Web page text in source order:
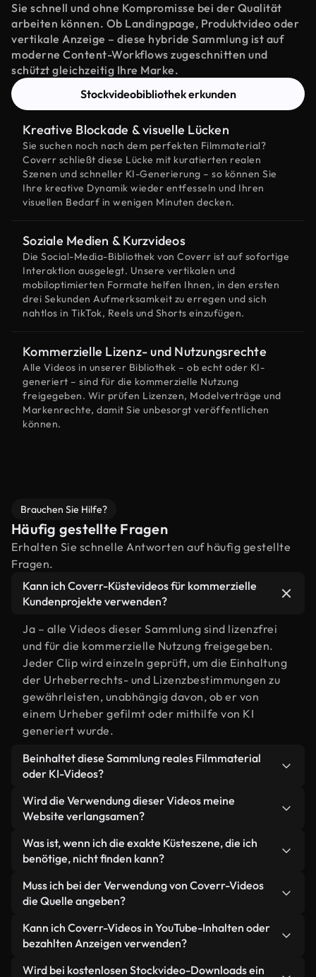
Sie schnell und ohne Kompromisse bei der Qualität
arbeiten können. Ob Landingpage, Produktvideo oder
vertikale Anzeige – diese hybride Sammlung ist auf
moderne Content-Workflows zugeschnitten und
schützt gleichzeitig Ihre Marke.
Stockvideobibliothek erkunden
Kreative Blockade & visuelle Lücken
Sie suchen noch nach dem perfekten Filmmaterial?
Coverr schließt diese Lücke mit kuratierten realen
Szenen und schneller KI-Generierung – so können Sie
Ihre kreative Dynamik wieder entfesseln und Ihren
visuellen Bedarf in wenigen Minuten decken.
Soziale Medien & Kurzvideos
Die Social-Media-Bibliothek von Coverr ist auf sofortige
Interaktion ausgelegt. Unsere vertikalen und
mobiloptimierten Formate helfen Ihnen, in den ersten
drei Sekunden Aufmerksamkeit zu erregen und sich
nahtlos in TikTok, Reels und Shorts einzufügen.
Kommerzielle Lizenz- und Nutzungsrechte
Alle Videos in unserer Bibliothek – ob echt oder KI-
generiert – sind für die kommerzielle Nutzung
freigegeben. Wir prüfen Lizenzen, Modelverträge und
Markenrechte, damit Sie unbesorgt veröffentlichen
können.
Brauchen Sie Hilfe?
Häufig gestellte Fragen
Erhalten Sie schnelle Antworten auf häufig gestellte
Fragen.
Kann ich Coverr-Küstevideos für kommerzielle
Kundenprojekte verwenden?
Ja – alle Videos dieser Sammlung sind lizenzfrei
und für die kommerzielle Nutzung freigegeben.
Jeder Clip wird einzeln geprüft, um die Einhaltung
der Urheberrechts- und Lizenzbestimmungen zu
gewährleisten, unabhängig davon, ob er von
einem Urheber gefilmt oder mithilfe von KI
generiert wurde.
Beinhaltet diese Sammlung reales Filmmaterial
oder KI-Videos?
Beides. Es handelt sich um eine Hybridbibliothek
aus realen, von Menschen aufgenommenen
generierten Videos. Jedes Video ist eindeutig
beschriftet, sodass Sie immer wissen, was Sie
verwenden.
Wird die Verwendung dieser Videos meine
Website verlangsamen?
Nicht, wenn Sie unsere optimierten Versionen
wählen. Wir bieten schlanke, webfähige Formate,
wurden – so bleibt die Qualität hoch, während
gleichzeitig die Ladezeiten minimiert und
Kennzahlen wie LCP verbessert werden.
Was ist, wenn ich die exakte Küsteszene, die ich
benötige, nicht finden kann?
Mit Coverr AI Studio erstellen Sie im
Handumdrehen ein solches Video. Beschreiben Sie
Sonnenuntergang" – und das Studio generiert
innerhalb von Sekunden ein individuelles Video für
Sie, das unseren Lizenzbestimmungen entspricht.
Muss ich bei der Verwendung von Coverr-Videos
die Quelle angeben?
Eine Namensnennung ist nicht erforderlich. Alle
Videos in unserer Stockbibliothek sind lizenzfrei
verwendet werden – wir freuen uns aber immer
Kann ich Coverr-Videos in YouTube-Inhalten oder
bezahlten Anzeigen verwenden?
Ja. Sämtliches Stockmaterial von Coverr darf in
Wird bei kostenlosen Stockvideo-Downloads ein